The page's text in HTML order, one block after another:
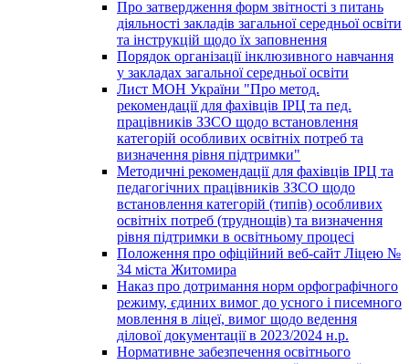
Про затвердження форм звітності з питань
діяльності закладів загальної середньої освіти
та інструкцій щодо їх заповнення
Порядок організації інклюзивного навчання
у закладах загальної середньої освіти
Лист МОН України "Про метод.
рекомендації для фахівців ІРЦ та пед.
працівників ЗЗСО щодо встановлення
категорій особливих освітніх потреб та
визначення рівня підтримки"
Методичні рекомендації для фахівців ІРЦ та
педагогічних працівників ЗЗСО щодо
встановлення категорій (типів) особливих
освітніх потреб (труднощів) та визначення
рівня підтримки в освітньому процесі
Положення про офіційний веб-сайт Ліцею №
34 міста Житомира
Наказ про дотримання норм орфографічного
режиму, єдиних вимог до усного і писемного
мовлення в ліцеї, вимог щодо ведення
ділової документації в 2023/2024 н.р.
Нормативне забезпечення освітнього